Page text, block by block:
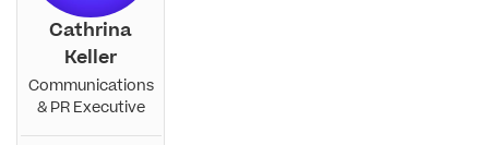
Cathrina
Keller
Communications
& PR Executive